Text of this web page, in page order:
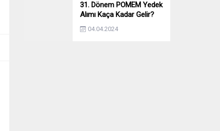
31. Dönem POMEM Yedek
Alımı Kaça Kadar Gelir?
Yıllara Göre Yedek Alımı
04.04.2024